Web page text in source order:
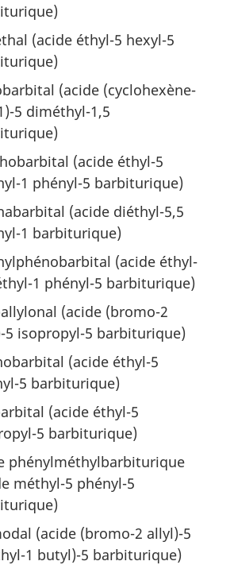
(acide éthyl-5 hexyl-5
(acide (cyclohexène-
5 diméthyl-1,5
(acide éthyl-5
1 phényl-5 barbiturique)
(acide diéthyl-5,5
1 barbiturique)
(acide éthyl-
1 phényl-5 barbiturique)
(acide (bromo-2
5 isopropyl-5 barbiturique)
(acide éthyl-5
5 barbiturique)
(acide éthyl-5
5 barbiturique)
phénylméthylbarbiturique
méthyl-5 phényl-5
(acide (bromo-2 allyl)-5
1 butyl)-5 barbiturique)